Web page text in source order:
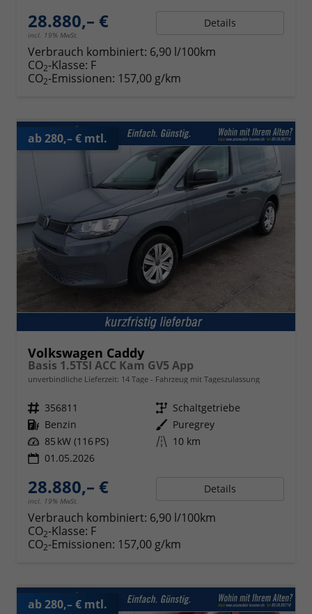
28.880,– €
incl. 19% MwSt.
Details
Verbrauch kombiniert: 6,90 l/100km
CO2-Klasse: F
CO2-Emissionen: 157,00 g/km
ab 280,– € mtl.
Volkswagen Caddy
Basis 1.5TSI ACC Kam GV5 App
unverbindliche Lieferzeit: 14 Tage Fahrzeug mit Tageszulassung
Fahrzeugnr. 356811 Getriebe Schaltgetriebe
Kraftstoff Benzin Außenfarbe Puregrey
Leistung 85 kW (116 PS) Kilometerstand 10 km
01.05.2026
28.880,– €
incl. 19% MwSt.
Details
Verbrauch kombiniert: 6,90 l/100km
CO2-Klasse: F
CO2-Emissionen: 157,00 g/km
ab 280,– € mtl.